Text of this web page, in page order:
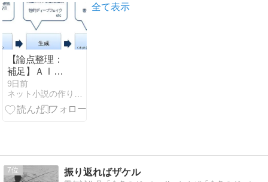
なかった
【論点整理：
補足】ＡⅠと
コンプライア
ンス
9日前
ネット小説の作り方。
全て表示
7 振り返ればザケル